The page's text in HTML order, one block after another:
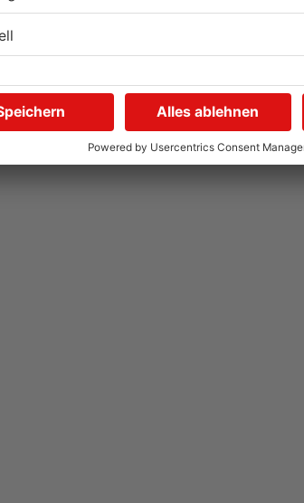
Trockenheit
04.08.2026, 15:07 UHR IN PRIMAVERALAND